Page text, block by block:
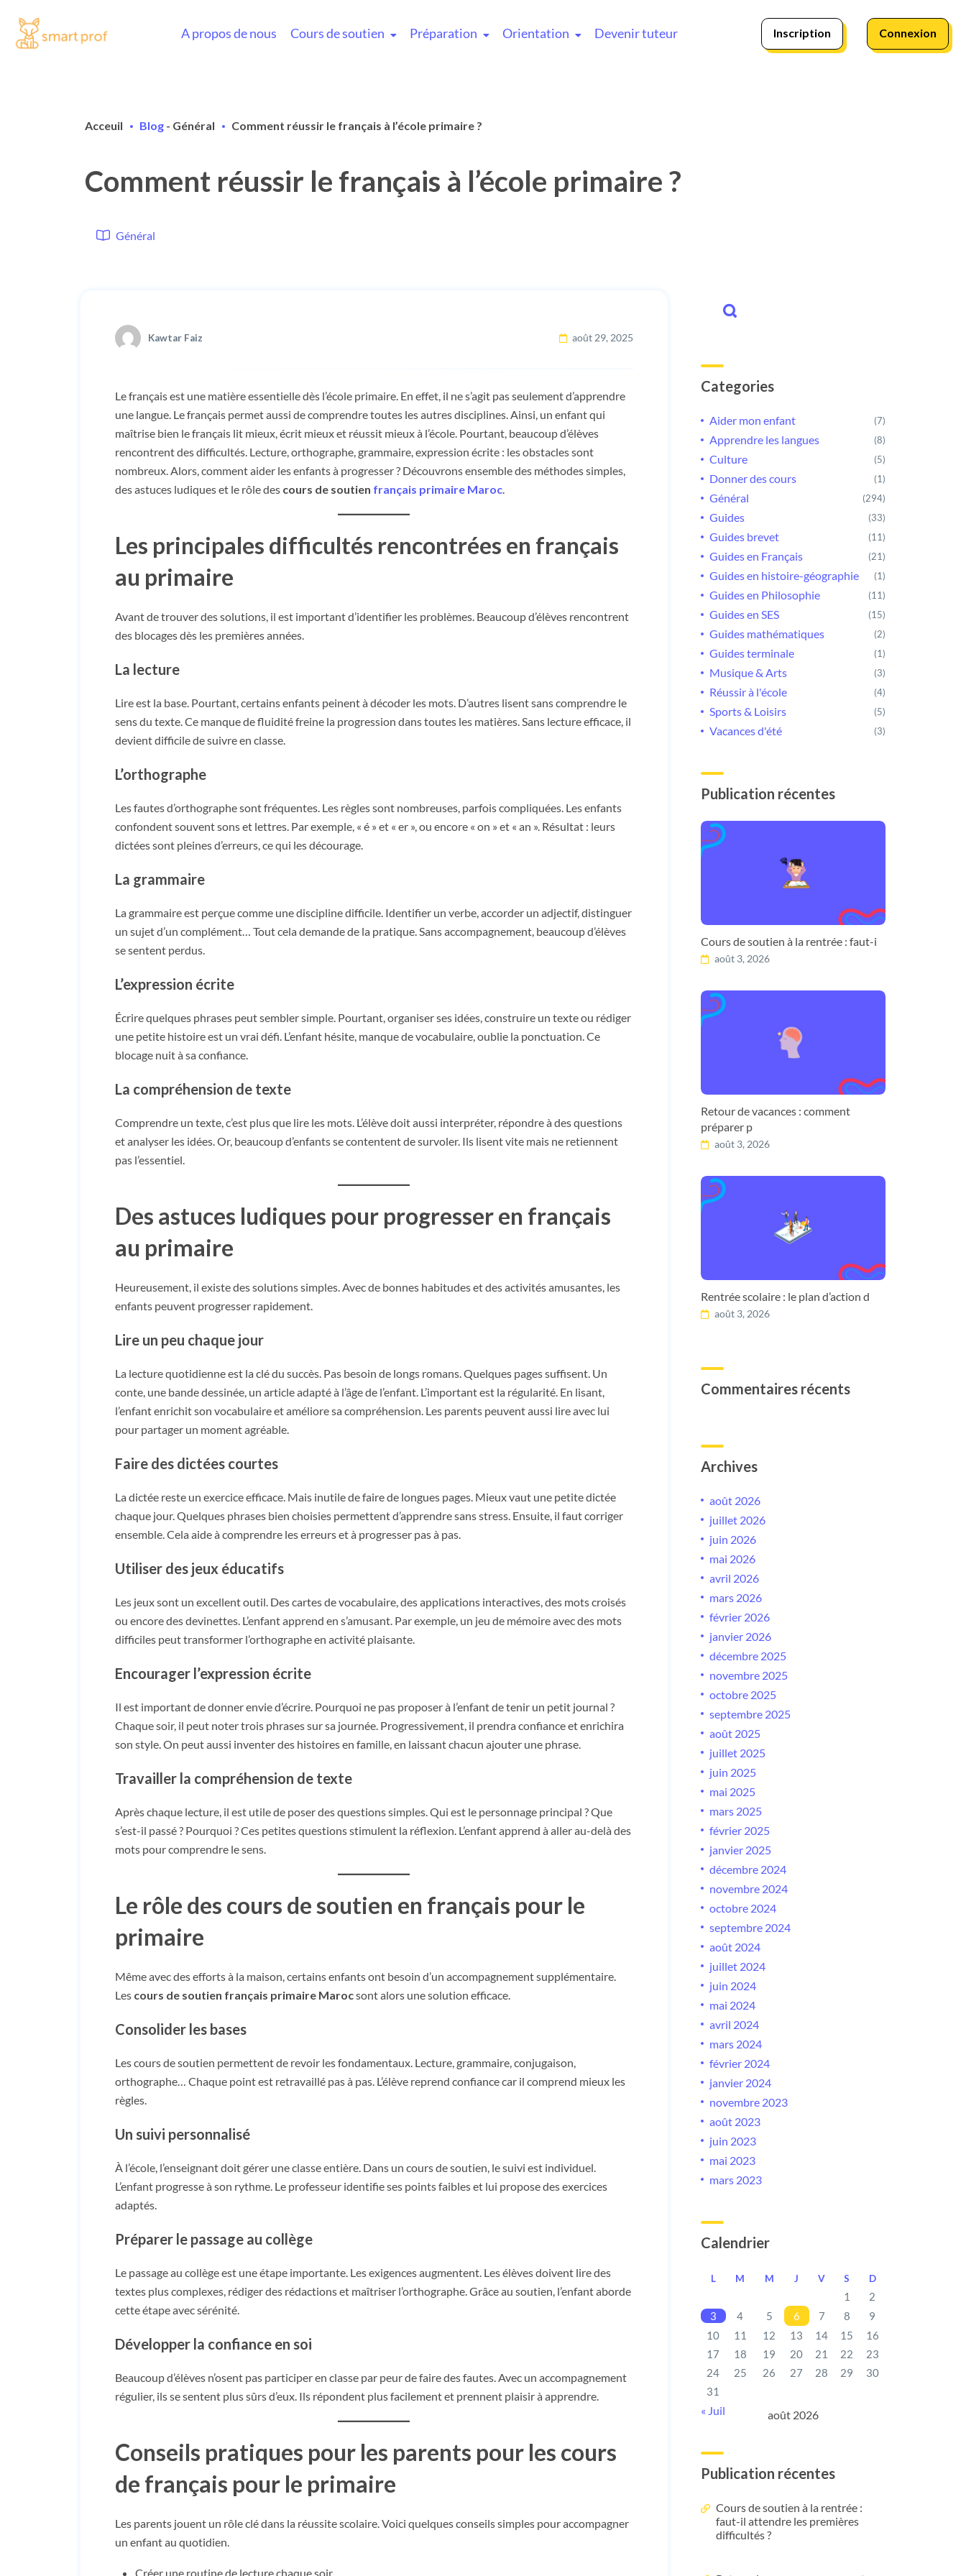
A propos de nous Cours de soutien Préparation Orientation Devenir tuteur Inscription Connexion
Acceuil Blog - Général Comment réussir le français à l’école primaire ?
Comment réussir le français à l’école primaire ?
Général
Kawtar Faiz août 29, 2025
Le français est une matière essentielle dès l’école primaire. En effet, il ne s’agit pas seulement d’apprendre
une langue. Le français permet aussi de comprendre toutes les autres disciplines. Ainsi, un enfant qui
maîtrise bien le français lit mieux, écrit mieux et réussit mieux à l’école. Pourtant, beaucoup d’élèves
rencontrent des difficultés. Lecture, orthographe, grammaire, expression écrite : les obstacles sont
nombreux. Alors, comment aider les enfants à progresser ? Découvrons ensemble des méthodes simples,
des astuces ludiques et le rôle des cours de soutien français primaire Maroc.
Les principales difficultés rencontrées en français
au primaire
Avant de trouver des solutions, il est important d’identifier les problèmes. Beaucoup d’élèves rencontrent
des blocages dès les premières années.
La lecture
Lire est la base. Pourtant, certains enfants peinent à décoder les mots. D’autres lisent sans comprendre le
sens du texte. Ce manque de fluidité freine la progression dans toutes les matières. Sans lecture efficace, il
devient difficile de suivre en classe.
L’orthographe
Les fautes d’orthographe sont fréquentes. Les règles sont nombreuses, parfois compliquées. Les enfants
confondent souvent sons et lettres. Par exemple, « é » et « er », ou encore « on » et « an ». Résultat : leurs
dictées sont pleines d’erreurs, ce qui les décourage.
La grammaire
La grammaire est perçue comme une discipline difficile. Identifier un verbe, accorder un adjectif, distinguer
un sujet d’un complément… Tout cela demande de la pratique. Sans accompagnement, beaucoup d’élèves
se sentent perdus.
L’expression écrite
Écrire quelques phrases peut sembler simple. Pourtant, organiser ses idées, construire un texte ou rédiger
une petite histoire est un vrai défi. L’enfant hésite, manque de vocabulaire, oublie la ponctuation. Ce
blocage nuit à sa confiance.
La compréhension de texte
Comprendre un texte, c’est plus que lire les mots. L’élève doit aussi interpréter, répondre à des questions
et analyser les idées. Or, beaucoup d’enfants se contentent de survoler. Ils lisent vite mais ne retiennent
pas l’essentiel.
Des astuces ludiques pour progresser en français
au primaire
Heureusement, il existe des solutions simples. Avec de bonnes habitudes et des activités amusantes, les
enfants peuvent progresser rapidement.
Lire un peu chaque jour
La lecture quotidienne est la clé du succès. Pas besoin de longs romans. Quelques pages suffisent. Un
conte, une bande dessinée, un article adapté à l’âge de l’enfant. L’important est la régularité. En lisant,
l’enfant enrichit son vocabulaire et améliore sa compréhension. Les parents peuvent aussi lire avec lui
pour partager un moment agréable.
Faire des dictées courtes
La dictée reste un exercice efficace. Mais inutile de faire de longues pages. Mieux vaut une petite dictée
chaque jour. Quelques phrases bien choisies permettent d’apprendre sans stress. Ensuite, il faut corriger
ensemble. Cela aide à comprendre les erreurs et à progresser pas à pas.
Utiliser des jeux éducatifs
Les jeux sont un excellent outil. Des cartes de vocabulaire, des applications interactives, des mots croisés
ou encore des devinettes. L’enfant apprend en s’amusant. Par exemple, un jeu de mémoire avec des mots
difficiles peut transformer l’orthographe en activité plaisante.
Encourager l’expression écrite
Il est important de donner envie d’écrire. Pourquoi ne pas proposer à l’enfant de tenir un petit journal ?
Chaque soir, il peut noter trois phrases sur sa journée. Progressivement, il prendra confiance et enrichira
son style. On peut aussi inventer des histoires en famille, en laissant chacun ajouter une phrase.
Travailler la compréhension de texte
Après chaque lecture, il est utile de poser des questions simples. Qui est le personnage principal ? Que
s’est-il passé ? Pourquoi ? Ces petites questions stimulent la réflexion. L’enfant apprend à aller au-delà des
mots pour comprendre le sens.
Le rôle des cours de soutien en français pour le
primaire
Même avec des efforts à la maison, certains enfants ont besoin d’un accompagnement supplémentaire.
Les cours de soutien français primaire Marocsont alors une solution efficace.
Consolider les bases
Les cours de soutien permettent de revoir les fondamentaux. Lecture, grammaire, conjugaison,
orthographe… Chaque point est retravaillé pas à pas. L’élève reprend confiance car il comprend mieux les
règles.
Un suivi personnalisé
À l’école, l’enseignant doit gérer une classe entière. Dans un cours de soutien, le suivi est individuel.
L’enfant progresse à son rythme. Le professeur identifie ses points faibles et lui propose des exercices
adaptés.
Préparer le passage au collège
Le passage au collège est une étape importante. Les exigences augmentent. Les élèves doivent lire des
textes plus complexes, rédiger des rédactions et maîtriser l’orthographe. Grâce au soutien, l’enfant aborde
cette étape avec sérénité.
Développer la confiance en soi
Beaucoup d’élèves n’osent pas participer en classe par peur de faire des fautes. Avec un accompagnement
régulier, ils se sentent plus sûrs d’eux. Ils répondent plus facilement et prennent plaisir à apprendre.
Conseils pratiques pour les parents pour les cours
de français pour le primaire
Les parents jouent un rôle clé dans la réussite scolaire. Voici quelques conseils simples pour accompagner
un enfant au quotidien.
Créer une routine de lecture chaque soir.
Categories
Aider mon enfant (7)
Apprendre les langues (8)
Culture (5)
Donner des cours (1)
Général (294)
Guides (33)
Guides brevet (11)
Guides en Français (21)
Guides en histoire-géographie (1)
Guides en Philosophie (11)
Guides en SES (15)
Guides mathématiques (2)
Guides terminale (1)
Musique & Arts (3)
Réussir à l'école (4)
Sports & Loisirs (5)
Vacances d'été (3)
Publication récentes
Cours de soutien à la rentrée : faut-i
août 3, 2026
Retour de vacances : comment
préparer p
août 3, 2026
Rentrée scolaire : le plan d’action d
août 3, 2026
Commentaires récents
Archives
août 2026
juillet 2026
juin 2026
mai 2026
avril 2026
mars 2026
février 2026
janvier 2026
décembre 2025
novembre 2025
octobre 2025
septembre 2025
août 2025
juillet 2025
juin 2025
mai 2025
mars 2025
février 2025
janvier 2025
décembre 2024
novembre 2024
octobre 2024
septembre 2024
août 2024
juillet 2024
juin 2024
mai 2024
avril 2024
mars 2024
février 2024
janvier 2024
novembre 2023
août 2023
juin 2023
mai 2023
mars 2023
Calendrier
août 2026
L M M J V S D
1
2
3
4 5 6 7 8
9
10
11 12 13 14 15
16
17
18 19 20 21 22
23
24
25 26 27 28 29
30
31
« Juil
Publication récentes
Cours de soutien à la rentrée :
faut-il attendre les premières
difficultés ?